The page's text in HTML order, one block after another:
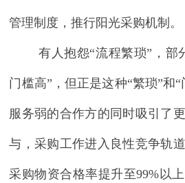
管理制度，推行阳光采购机制。
有人抱怨“流程繁琐”， 部
门槛高” ，但正是这种“繁琐”和
服务弱的合作方的 同时吸引了
与，采购工作进入良性竞争轨
采购物资合格率提升至99%以